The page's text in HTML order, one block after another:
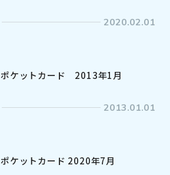
2020.02.01
ポケットカード 2013年1月
2013.01.01
ポケットカード 2020年7月